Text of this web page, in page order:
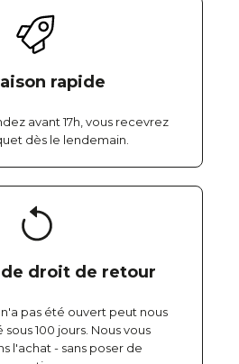
rapide
avant 17h, vous recevrez
dès le lendemain.
de droit de retour
pas été ouvert peut nous
100 jours. Nous vous
l'achat - sans poser de